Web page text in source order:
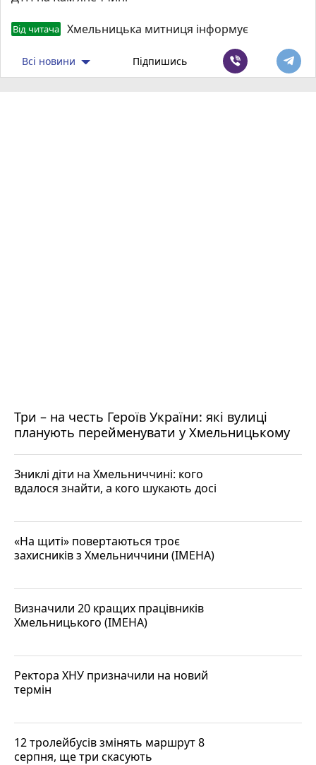
Від читача Хмельницька митниця інформує
Всі новини Підпишись
Три – на честь Героїв України: які вулиці
планують перейменувати у Хмельницькому
Зниклі діти на Хмельниччині: кого
вдалося знайти, а кого шукають досі
«На щиті» повертаються троє
захисників з Хмельниччини (ІМЕНА)
Визначили 20 кращих працівників
Хмельницького (ІМЕНА)
Ректора ХНУ призначили на новий
термін
12 тролейбусів змінять маршрут 8
серпня, ще три скасують